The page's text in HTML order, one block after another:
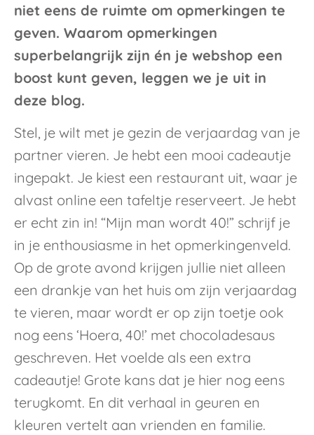
niet eens de ruimte om opmerkingen te
geven. Waarom opmerkingen
superbelangrijk zijn én je webshop een
boost kunt geven, leggen we je uit in
deze blog.
Stel, je wilt met je gezin de verjaardag van je
partner vieren. Je hebt een mooi cadeautje
ingepakt. Je kiest een restaurant uit, waar je
alvast online een tafeltje reserveert. Je hebt
er echt zin in! “Mijn man wordt 40!” schrijf je
in je enthousiasme in het opmerkingenveld.
Op de grote avond krijgen jullie niet alleen
een drankje van het huis om zijn verjaardag
te vieren, maar wordt er op zijn toetje ook
nog eens ‘Hoera, 40!’ met chocoladesaus
geschreven. Het voelde als een extra
cadeautje! Grote kans dat je hier nog eens
terugkomt. En dit verhaal in geuren en
kleuren vertelt aan vrienden en familie.